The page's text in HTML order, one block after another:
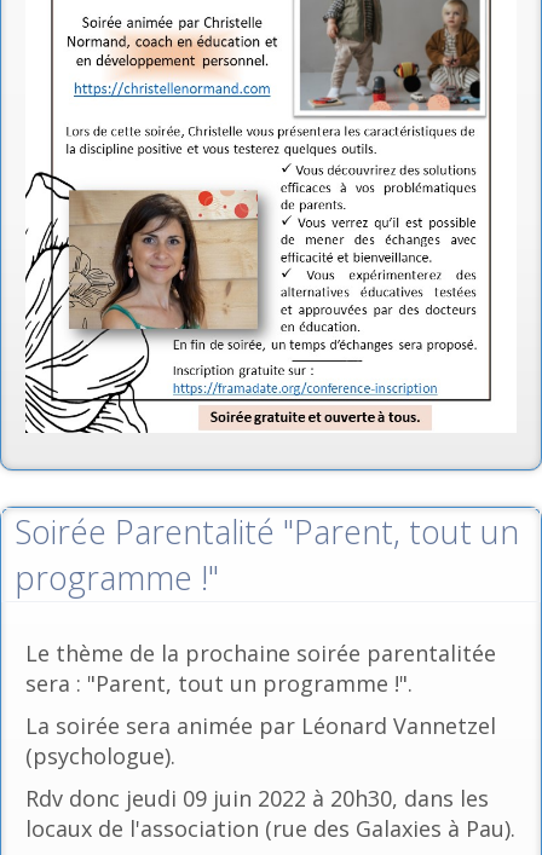
Soirée Parentalité "Parent, tout un
programme !"
Le thème de la prochaine soirée parentalitée
sera : "Parent, tout un programme !".
La soirée sera animée par Léonard Vannetzel
(psychologue).
Rdv donc jeudi 09 juin 2022 à 20h30, dans les
locaux de l'association (rue des Galaxies à Pau).